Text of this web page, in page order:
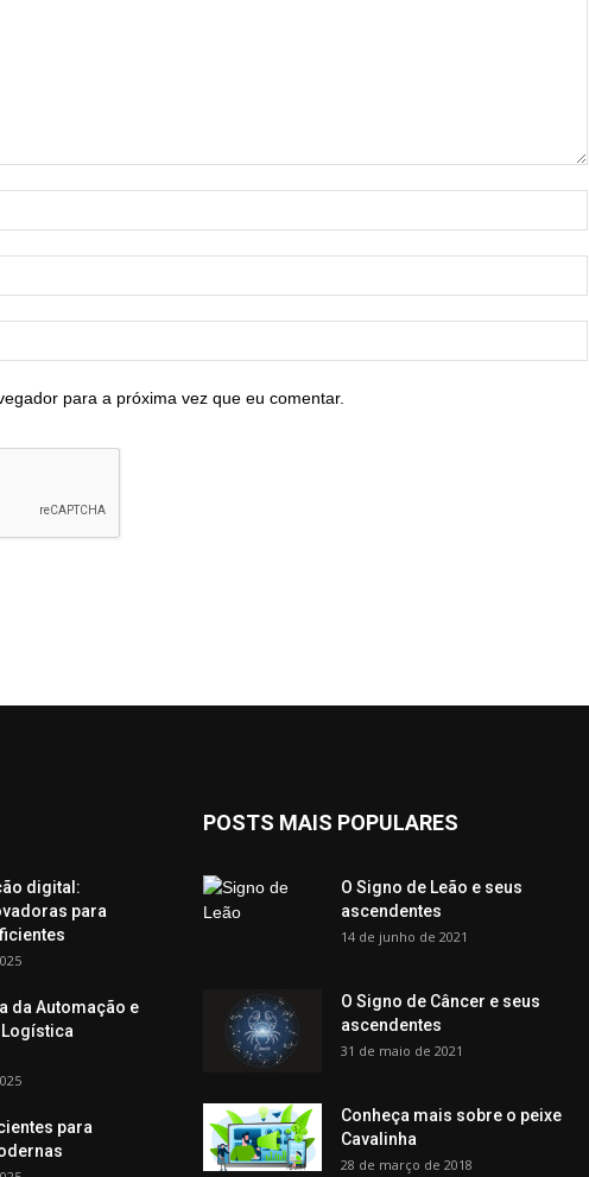
para a próxima vez que eu comentar.
digital:
para
da Automação e
para
POSTS MAIS POPULARES
O Signo de Leão e seus
ascendentes
14 de junho de 2021
O Signo de Câncer e seus
ascendentes
31 de maio de 2021
Conheça mais sobre o peixe
Cavalinha
28 de março de 2018